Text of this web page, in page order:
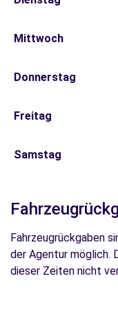
Mittwoch
Donnerstag
Freitag
Samstag
Fahrzeugrückgaben
der Agentur möglich.
dieser Zeiten nicht